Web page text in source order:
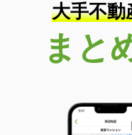
大手不動
まと